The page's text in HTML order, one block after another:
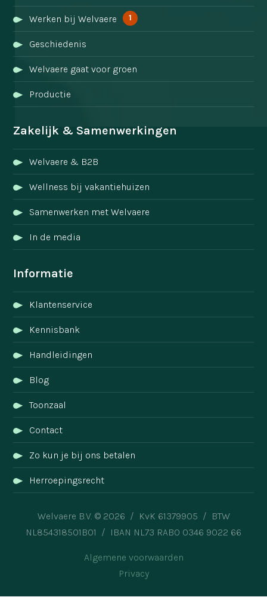
Werken bij Welvaere 1
Geschiedenis
Welvaere gaat voor groen
Productie
Zakelijk & Samenwerkingen
Welvaere & B2B
Wellness bij vakantiehuizen
Samenwerken met Welvaere
In de media
Informatie
Klantenservice
Kennisbank
Handleidingen
Blog
Toonzaal
Contact
Zo kun je bij ons betalen
Herroepingsrecht
Welvaere B.V. © 2026 / KvK 61379905 / BTW
NL854318501B01 / IBAN NL73 RABO 0346 9022 66
Algemene voorwaarden
Privacy